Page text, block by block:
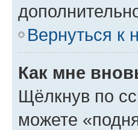
Вернуться к
Как мне
Щёлкнув по
можете